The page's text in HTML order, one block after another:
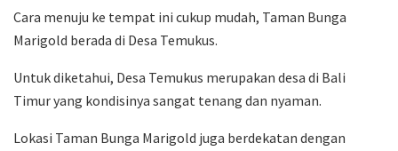
Cara menuju ke tempat ini cukup mudah, Taman Bunga
Marigold berada di Desa Temukus.
Untuk diketahui, Desa Temukus merupakan desa di Bali
Timur yang kondisinya sangat tenang dan nyaman.
Lokasi Taman Bunga Marigold juga berdekatan dengan